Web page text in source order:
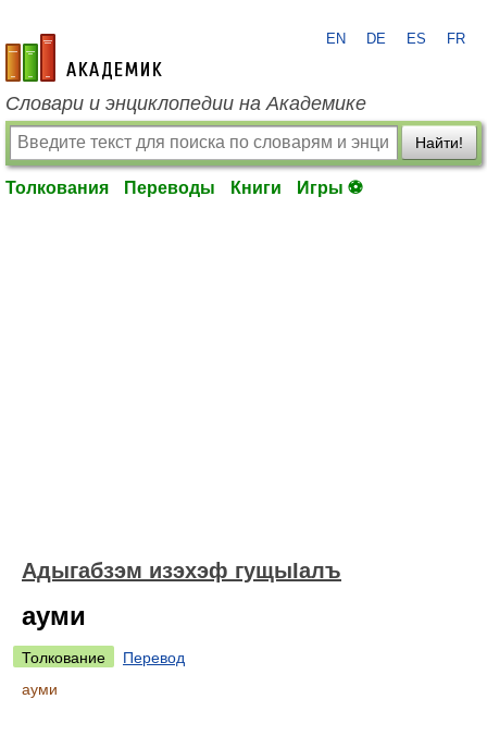
academic.ru
EN DE ES FR
Словари и энциклопедии на Академике
Найти!
Толкования Переводы Книги Игры ⚽
Адыгабзэм изэхэф гущыIалъ
ауми
Толкование
Перевод
ауми